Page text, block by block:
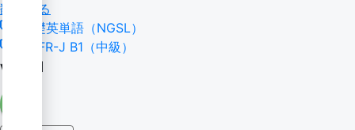
翻訳する
基礎英単語（NGSL）
CEFR-J B1（中級）
visual